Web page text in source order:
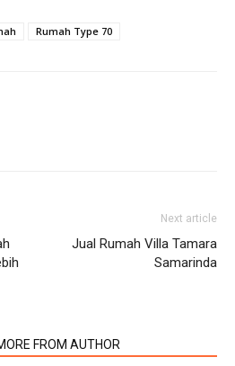
Rumah Type 70
Next article
Jual Rumah Villa Tamara
Samarinda
FROM AUTHOR